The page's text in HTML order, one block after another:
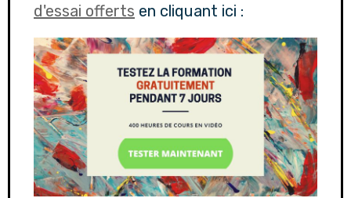
d'essai offerts en cliquant ici :